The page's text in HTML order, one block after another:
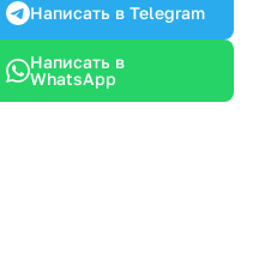
Написать в Telegram
Написать в
WhatsApp